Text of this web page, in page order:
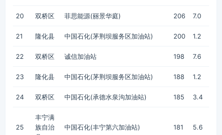
20 双桥区 菲思能源(丽景华庭) 206 7.0
21 隆化县 中国石化(茅荆坝服务区加油站) 200 1.2
22 双桥区 诚信加油站 198 7.6
23 隆化县 中国石化(茅荆坝服务区加油站) 188 1.2
24 双桥区 中国石化(承德水泉沟加油站) 185 3.4
25
丰宁满
族自治
中国石化(丰宁第六加油站) 181 5.6